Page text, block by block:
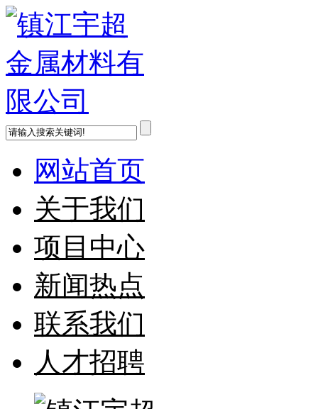
网站首页
关于我们
项目中心
新闻热点
联系我们
人才招聘